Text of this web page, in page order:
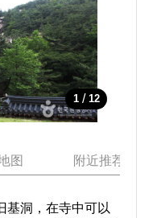
1 / 12
图 附近推荐景点
洞，在寺中可以